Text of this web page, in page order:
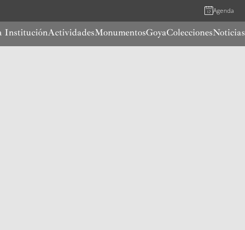
Agenda
InstituciónActividadesMonumentosGoyaColeccionesNoticias